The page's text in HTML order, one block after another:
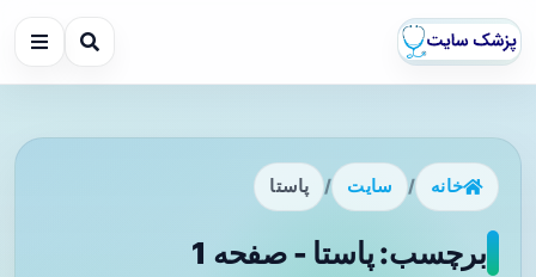
خانه / سایت / پاستا
برچسب: پاستا - صفحه 1